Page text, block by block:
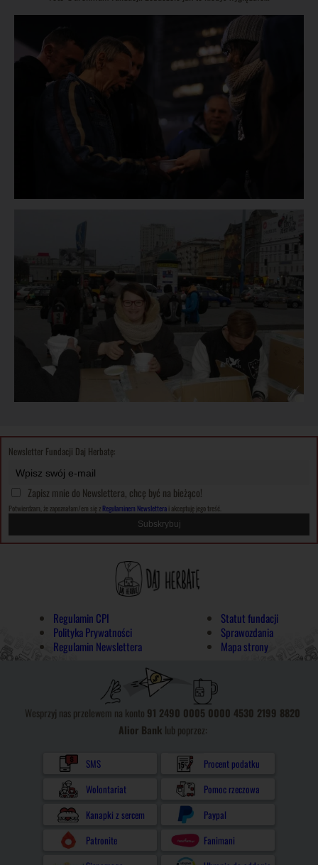
Newsletter Fundacji Daj Herbatę:
Zapisz mnie do Newslettera, chcę być na bieżąco!
Potwierdzam, że zapoznałam/em się z Regulaminem Newslettera i akceptuję jego treść.
Regulamin CPI
Polityka Prywatności
Regulamin Newslettera
Statut fundacji
Sprawozdania
Mapa strony
Wesprzyj nas przelewem na konto 91 2490 0005 0000 4530 2199 8820
Alior Bank lub poprzez:
SMS
Procent podatku
Wolontariat
Pomoc rzeczowa
Kanapki z sercem
Paypal
Patronite
Fanimani